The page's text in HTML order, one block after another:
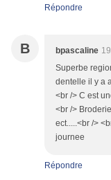
Répondre
B bpascaline
Superbe
dentelle il y a
<br /> C est
<br />
ect.....<br />
journee
Répondre